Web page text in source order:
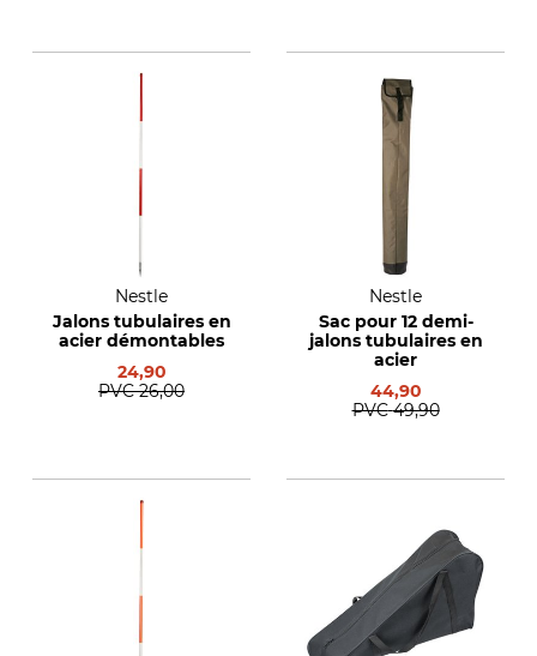
Nestle
Jalons tubulaires en
acier démontables
24,90
PVC 26,00
Nestle
Sac pour 12 demi-
jalons tubulaires en
acier
44,90
PVC 49,90